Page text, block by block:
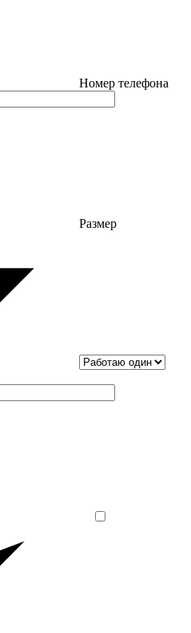
Номер телефона
Размер